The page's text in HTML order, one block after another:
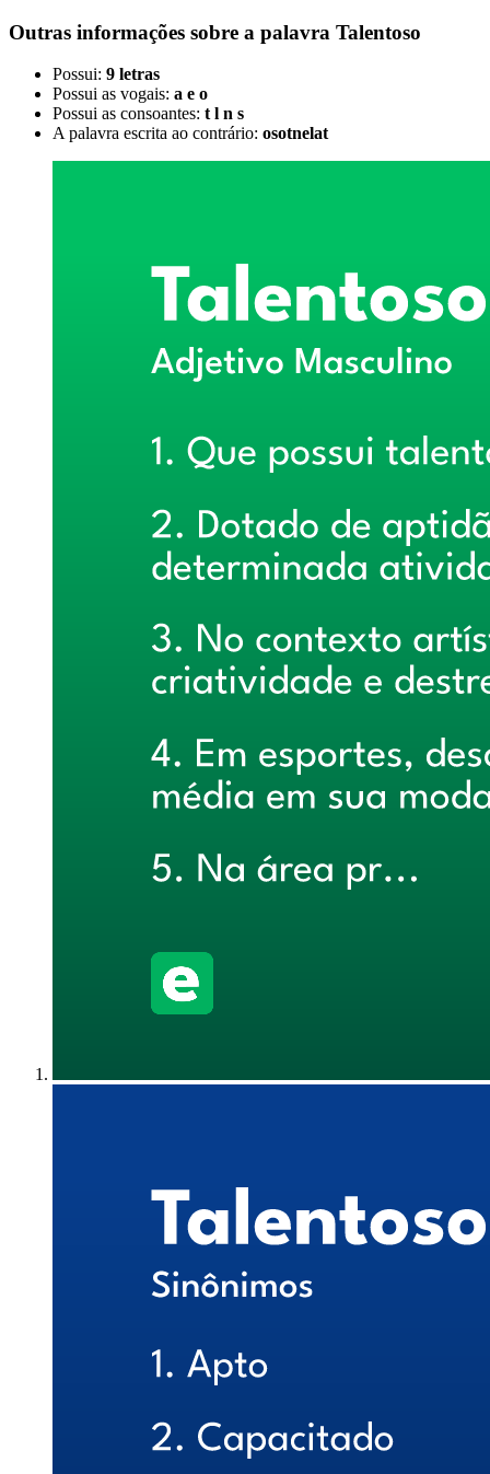
Outras informações sobre a palavra Talentoso
Possui: 9 letras
Possui as vogais: a e o
Possui as consoantes: t l n s
A palavra escrita ao contrário: osotnelat